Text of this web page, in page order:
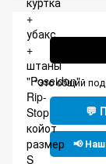
*Это общий
💬
📢